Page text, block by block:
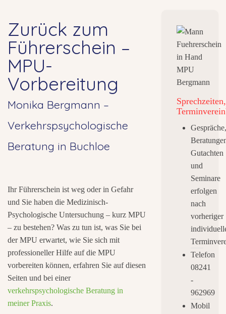
Zurück zum
Führerschein –
MPU-
Vorbereitung
Monika Bergmann –
Verkehrspsychologische
Beratung in Buchloe
Ihr Führerschein ist weg oder in Gefahr
und Sie haben die Medizinisch-
Psychologische Untersuchung – kurz MPU
– zu bestehen? Was zu tun ist, was Sie bei
der MPU erwartet, wie Sie sich mit
professioneller Hilfe auf die MPU
vorbereiten können, erfahren Sie auf diesen
Seiten und bei einer
verkehrspsychologische Beratung in
meiner Praxis.
Sprechzeiten,
Gespräche,
Gutachten
und
Seminare
erfolgen
nach
vorheriger
Telefon
08241
-
962969
Mobil